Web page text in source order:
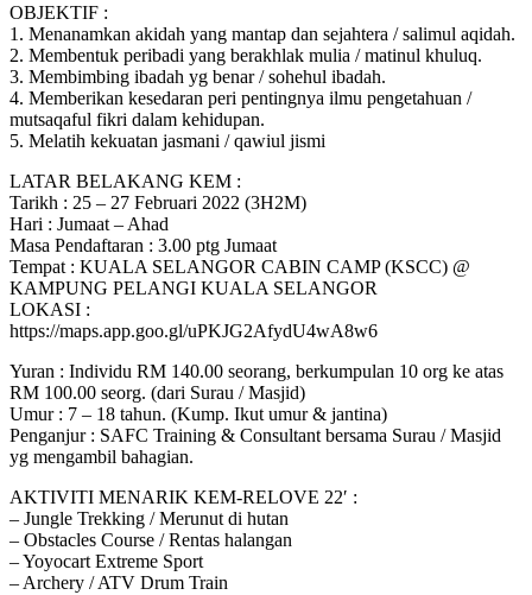
OBJEKTIF :
1. Menanamkan akidah yang mantap dan sejahtera / salimul aqidah.
2. Membentuk peribadi yang berakhlak mulia / matinul khuluq.
3. Membimbing ibadah yg benar / sohehul ibadah.
4. Memberikan kesedaran peri pentingnya ilmu pengetahuan /
mutsaqaful fikri dalam kehidupan.
5. Melatih kekuatan jasmani / qawiul jismi
LATAR BELAKANG KEM :
Tarikh : 25 – 27 Februari 2022 (3H2M)
Hari : Jumaat – Ahad
Masa Pendaftaran : 3.00 ptg Jumaat
Tempat : KUALA SELANGOR CABIN CAMP (KSCC) @
KAMPUNG PELANGI KUALA SELANGOR
LOKASI :
https://maps.app.goo.gl/uPKJG2AfydU4wA8w6
Yuran : Individu RM 140.00 seorang, berkumpulan 10 org ke atas
RM 100.00 seorg. (dari Surau / Masjid)
Umur : 7 – 18 tahun. (Kump. Ikut umur & jantina)
Penganjur : SAFC Training & Consultant bersama Surau / Masjid
yg mengambil bahagian.
AKTIVITI MENARIK KEM-RELOVE 22′ :
– Jungle Trekking / Merunut di hutan
– Obstacles Course / Rentas halangan
– Yoyocart Extreme Sport
– Archery / ATV Drum Train